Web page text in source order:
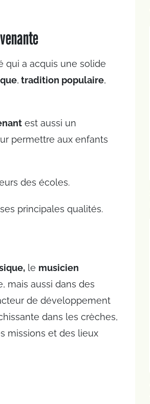
qui a acquis une solide
, tradition populaire,
est aussi un
permettre aux enfants
des écoles.
principales qualités.
le musicien
mais aussi dans des
de développement
dans les crèches,
missions et des lieux